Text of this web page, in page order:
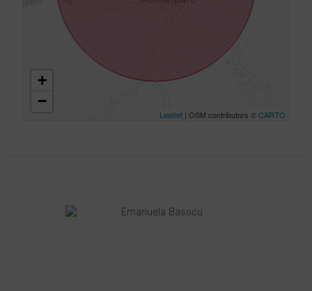
+
−
Leaflet| OSM contributors ©CARTO